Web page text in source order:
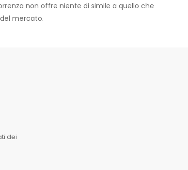
non offre niente di simile a quello che
mercato.
dei